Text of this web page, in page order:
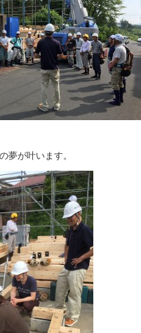
夢が叶います。